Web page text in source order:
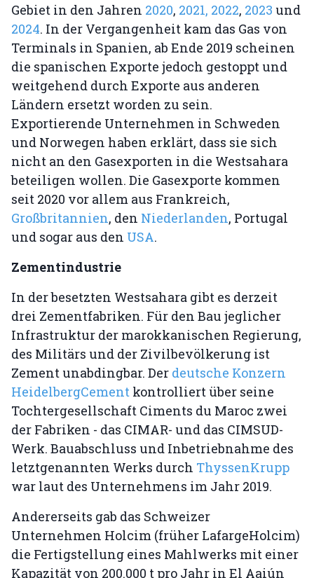
Gebiet in den Jahren 2020, 2021, 2022, 2023 und
2024. In der Vergangenheit kam das Gas von
Terminals in Spanien, ab Ende 2019 scheinen
die spanischen Exporte jedoch gestoppt und
weitgehend durch Exporte aus anderen
Ländern ersetzt worden zu sein.
Exportierende Unternehmen in Schweden
und Norwegen haben erklärt, dass sie sich
nicht an den Gasexporten in die Westsahara
beteiligen wollen. Die Gasexporte kommen
seit 2020 vor allem aus Frankreich,
Großbritannien, den Niederlanden, Portugal
und sogar aus den USA.
Zementindustrie
In der besetzten Westsahara gibt es derzeit
drei Zementfabriken. Für den Bau jeglicher
Infrastruktur der marokkanischen Regierung,
des Militärs und der Zivilbevölkerung ist
Zement unabdingbar. Der deutsche Konzern
HeidelbergCement kontrolliert über seine
Tochtergesellschaft Ciments du Maroc zwei
der Fabriken - das CIMAR- und das CIMSUD-
Werk. Bauabschluss und Inbetriebnahme des
letztgenannten Werks durch ThyssenKrupp
war laut des Unternehmens im Jahr 2019.
Andererseits gab das Schweizer
Unternehmen Holcim (früher LafargeHolcim)
die Fertigstellung eines Mahlwerks mit einer
Kapazität von 200.000 t pro Jahr in El Aaiún